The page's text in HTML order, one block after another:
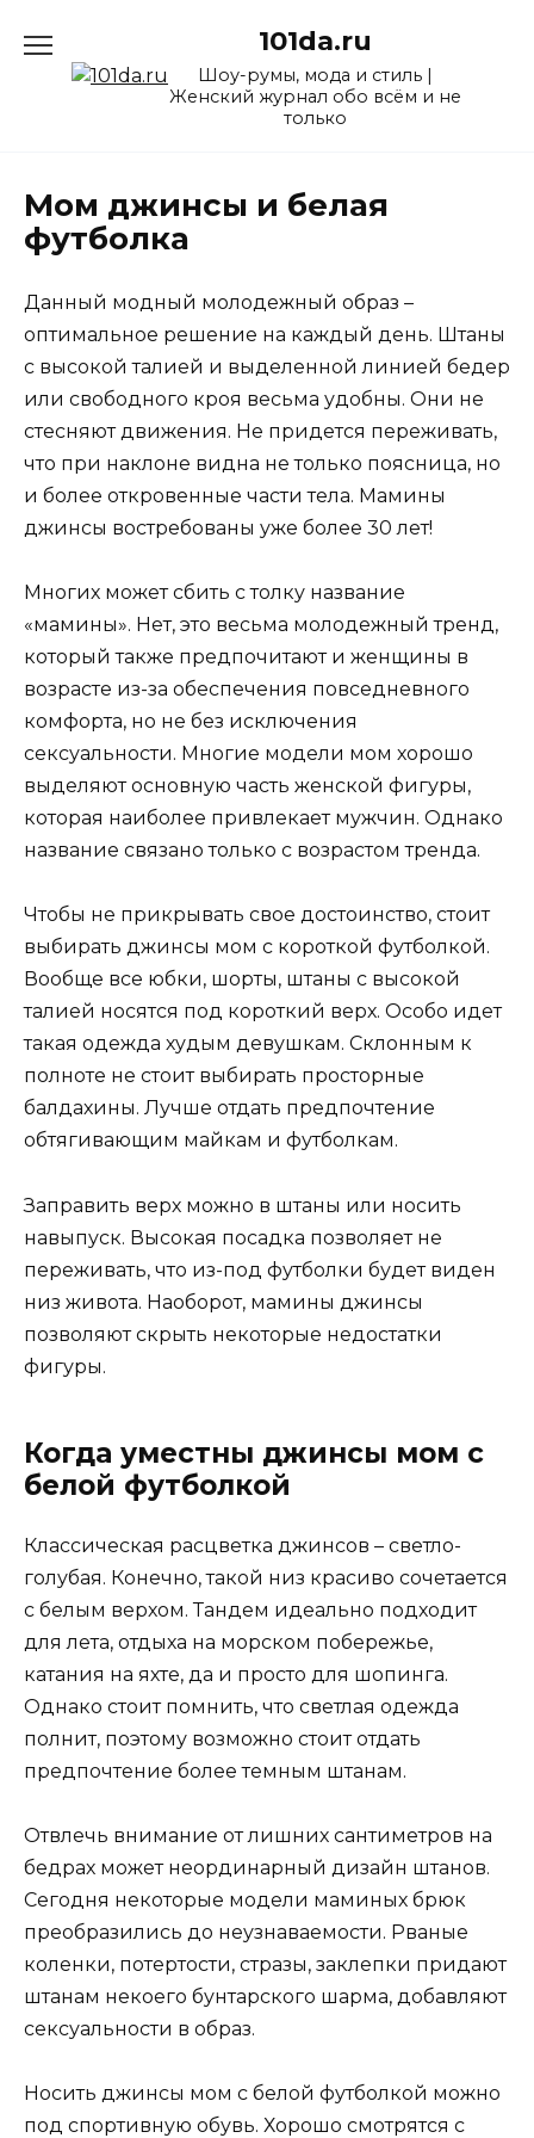
содержанию
101da.ru
Шоу-румы, мода и стиль |
Женский журнал обо всём и не
только
Мом джинсы и белая
футболка
Данный модный молодежный образ –
оптимальное решение на каждый день. Штаны
с высокой талией и выделенной линией бедер
или свободного кроя весьма удобны. Они не
стесняют движения. Не придется переживать,
что при наклоне видна не только поясница, но
и более откровенные части тела. Мамины
джинсы востребованы уже более 30 лет!
Многих может сбить с толку название
«мамины». Нет, это весьма молодежный тренд,
который также предпочитают и женщины в
возрасте из-за обеспечения повседневного
комфорта, но не без исключения
сексуальности. Многие модели мом хорошо
выделяют основную часть женской фигуры,
которая наиболее привлекает мужчин. Однако
название связано только с возрастом тренда.
Чтобы не прикрывать свое достоинство, стоит
выбирать джинсы мом с короткой футболкой.
Вообще все юбки, шорты, штаны с высокой
талией носятся под короткий верх. Особо идет
такая одежда худым девушкам. Склонным к
полноте не стоит выбирать просторные
балдахины. Лучше отдать предпочтение
обтягивающим майкам и футболкам.
Заправить верх можно в штаны или носить
навыпуск. Высокая посадка позволяет не
переживать, что из-под футболки будет виден
низ живота. Наоборот, мамины джинсы
позволяют скрыть некоторые недостатки
фигуры.
Когда уместны джинсы мом с
белой футболкой
Классическая расцветка джинсов – светло-
голубая. Конечно, такой низ красиво сочетается
с белым верхом. Тандем идеально подходит
для лета, отдыха на морском побережье,
катания на яхте, да и просто для шопинга.
Однако стоит помнить, что светлая одежда
полнит, поэтому возможно стоит отдать
предпочтение более темным штанам.
Отвлечь внимание от лишних сантиметров на
бедрах может неординарный дизайн штанов.
Сегодня некоторые модели маминых брюк
преобразились до неузнаваемости. Рваные
коленки, потертости, стразы, заклепки придают
штанам некоего бунтарского шарма, добавляют
сексуальности в образ.
Носить джинсы мом с белой футболкой можно
под спортивную обувь. Хорошо смотрятся с